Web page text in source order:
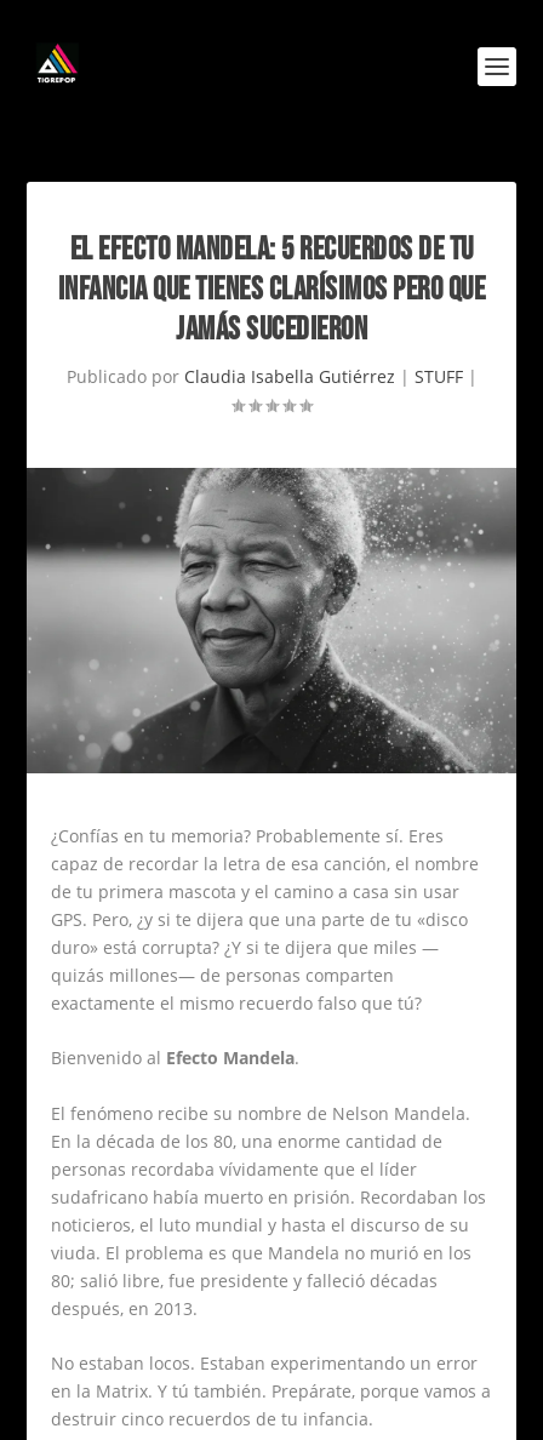
EL EFECTO MANDELA: 5 RECUERDOS DE TU
INFANCIA QUE TIENES CLARÍSIMOS PERO QUE
JAMÁS SUCEDIERON
Publicado por Claudia Isabella Gutiérrez | STUFF|
¿Confías en tu memoria? Probablemente sí. Eres
capaz de recordar la letra de esa canción, el nombre
de tu primera mascota y el camino a casa sin usar
GPS. Pero, ¿y si te dijera que una parte de tu «disco
duro» está corrupta? ¿Y si te dijera que miles —
quizás millones— de personas comparten
exactamente el mismo recuerdo falso que tú?
Bienvenido al Efecto Mandela.
El fenómeno recibe su nombre de Nelson Mandela.
En la década de los 80, una enorme cantidad de
personas recordaba vívidamente que el líder
sudafricano había muerto en prisión. Recordaban los
noticieros, el luto mundial y hasta el discurso de su
viuda. El problema es que Mandela no murió en los
80; salió libre, fue presidente y falleció décadas
después, en 2013.
No estaban locos. Estaban experimentando un error
en la Matrix. Y tú también. Prepárate, porque vamos a
destruir cinco recuerdos de tu infancia.